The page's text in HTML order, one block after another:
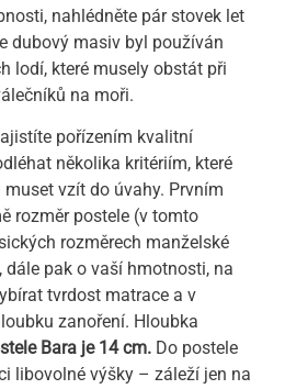
nahlédněte pár stovek let
dubový masiv byl používán
lodí, které musely obstát při
na moři.
pořízením kvalitní
několika kritériím, které
vzít do úvahy. Prvním
rozměr postele (v tomto
rozměrech manželské
dále pak o vaší hmotnosti, na
tvrdost matrace a v
zanoření. Hloubka
Bara je 14 cm. Do postele
libovolné výšky – záleží jen na